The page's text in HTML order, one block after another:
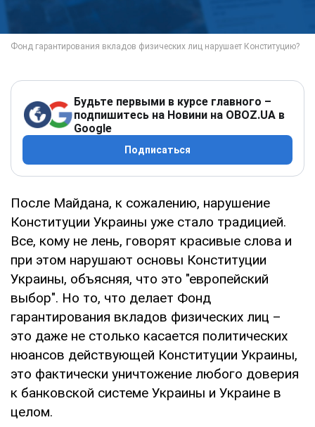
Будьте первыми в курсе главного –
подпишитесь на Новини на OBOZ.UA в
Google
Подписаться
После Майдана, к сожалению, нарушение
Конституции Украины уже стало традицией.
Все, кому не лень, говорят красивые слова и
при этом нарушают основы Конституции
Украины, объясняя, что это "европейский
выбор". Но то, что делает Фонд
гарантирования вкладов физических лиц –
это даже не столько касается политических
нюансов действующей Конституции Украины,
это фактически уничтожение любого доверия
к банковской системе Украины и Украине в
целом.